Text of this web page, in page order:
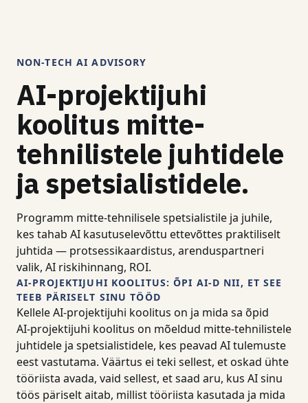
NON-TECH AI ADVISORY
AI-projektijuhi
koolitus mitte-
tehnilistele juhtidele
ja spetsialistidele.
Programm mitte-tehnilisele spetsialistile ja juhile,
kes tahab AI kasutuselevõttu ettevõttes praktiliselt
juhtida — protsessikaardistus, arenduspartneri
valik, AI riskihinnang, ROI.
AI-PROJEKTIJUHI KOOLITUS: ÕPI AI-D NII, ET SEE
TEEB PÄRISELT SINU TÖÖD
Kellele AI-projektijuhi koolitus on ja mida sa õpid
AI-projektijuhi koolitus on mõeldud mitte-tehnilistele
juhtidele ja spetsialistidele, kes peavad AI tulemuste
eest vastutama. Väärtus ei teki sellest, et oskad ühte
tööriista avada, vaid sellest, et saad aru, kus AI sinu
töös päriselt aitab, millist tööriista kasutada ja mida